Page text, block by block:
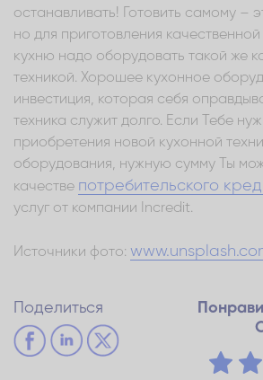
останавливать! Готовить самому –
но для приготовления
кухню надо оборудовать такой же
техникой. Хорошее кухонное
инвестиция, которая себя
техника служит долго. Если Тебе
приобретения новой кухонной
оборудования, нужную сумму Ты
качестве потребительского
услуг от компании Incredit.
Источники фото:
Поделиться